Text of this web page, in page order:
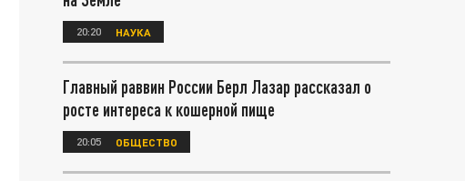
20:20 НАУКА
Главный раввин России Берл Лазар рассказал о
росте интереса к кошерной пище
20:05 ОБЩЕСТВО